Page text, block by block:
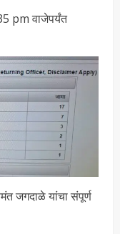
pm वाजेपर्यंत
जगदाळे यांचा संपूर्ण